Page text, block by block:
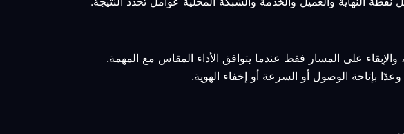
على المسار فقط عندما يتوافق الأداء المقاس مع المهمة.
بإتاحة الوصول أو السرعة أو إخفاء الهوية.